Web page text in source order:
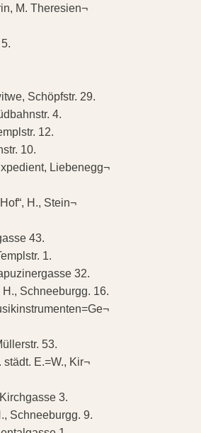
M. Theresien¬
Schöpfstr. 29.
4.
12.
10.
Liebenegg¬
H., Stein¬
43.
1.
32.
Schneeburgg. 16.
53.
E.=W., Kir¬
3.
Schneeburgg. 9.